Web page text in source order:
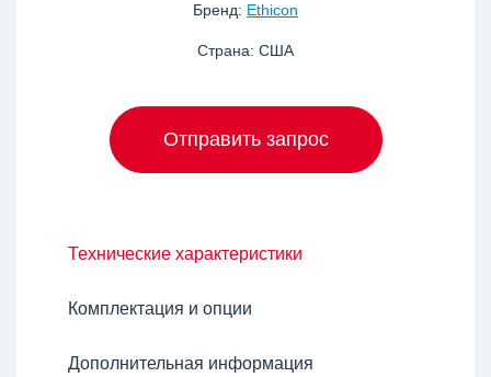
Бренд: Ethicon
Страна: США
Отправить запрос
Технические характеристики
Комплектация и опции
Дополнительная информация